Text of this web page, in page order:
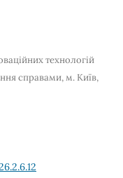
технологій
справами, м. Київ,